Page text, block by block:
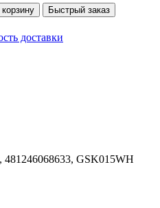
Быстрый заказ
доставки
GSK015WH